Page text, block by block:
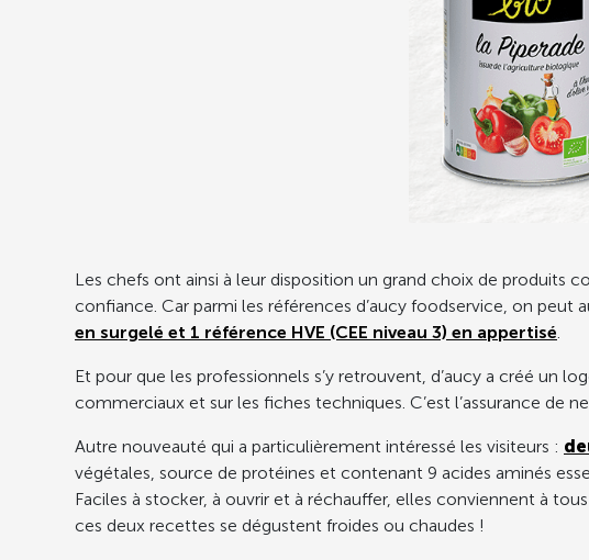
Les chefs ont ainsi à leur disposition un grand choix de produits
confiance. Car parmi les références d’aucy foodservice, on peut
en surgelé et 1 référence HVE (CEE niveau 3) en appertisé.
Et pour que les professionnels s’y retrouvent, d’aucy a créé un
commerciaux et sur les fiches techniques. C’est l’assurance
Autre nouveauté qui a particulièrement intéressé les visiteurs :
végétales, source de protéines et contenant 9 acides aminés
Faciles à stocker, à ouvrir et à réchauffer, elles conviennent à
ces deux recettes se dégustent froides ou chaudes !